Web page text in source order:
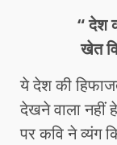
“ देश
खेत
ये देश की
देखने वाला नहीं
पर कवि ने व्यंग